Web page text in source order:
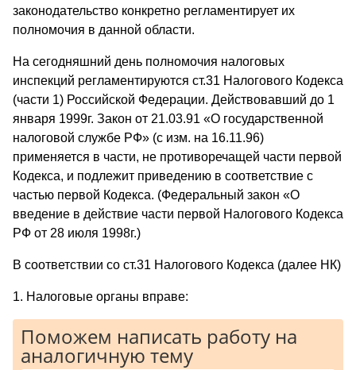
законодательство конкретно регламентирует их
полномочия в данной области.
На сегодняшний день полномочия налоговых
инспекций регламентируются ст.31 Налогового Кодекса
(части 1) Российской Федерации. Действовавший до 1
января 1999г. Закон от 21.03.91 «О государственной
налоговой службе РФ» (с изм. на 16.11.96)
применяется в части, не противоречащей части первой
Кодекса, и подлежит приведению в соответствие с
частью первой Кодекса. (Федеральный закон «О
введение в действие части первой Налогового Кодекса
РФ от 28 июля 1998г.)
В соответствии со ст.31 Налогового Кодекса (далее НК)
1. Налоговые органы вправе:
Поможем написать работу на
аналогичную тему